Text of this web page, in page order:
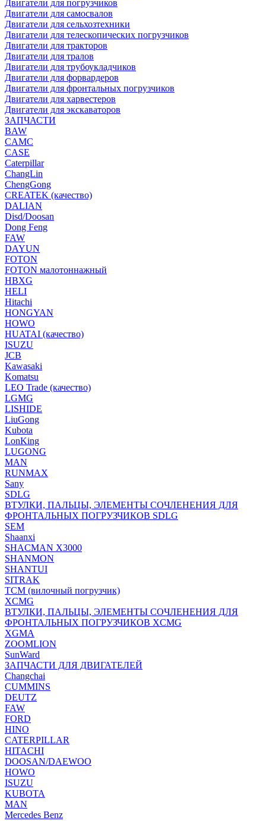
Двигатели для погрузчиков
Двигатели для самосвалов
Двигатели для сельхозтехники
Двигатели для телескопических погрузчиков
Двигатели для тракторов
Двигатели для тралов
Двигатели для трубоукладчиков
Двигатели для форвардеров
Двигатели для фронтальных погрузчиков
Двигатели для харвестеров
Двигатели для экскаваторов
ЗАПЧАСТИ
BAW
CAMC
CASE
Caterpillar
ChangLin
ChengGong
CREATEK (качество)
DALIAN
Disd/Doosan
Dong Feng
FAW
DAYUN
FOTON
FOTON малотоннажный
HBXG
HELI
Hitachi
HONGYAN
HOWO
HUATAI (качество)
ISUZU
JCB
Kawasaki
Komatsu
LEO Trade (качество)
LGMG
LISHIDE
LiuGong
Kubota
LonKing
LUGONG
MAN
RUNMAX
Sany
SDLG
ВТУЛКИ, ПАЛЬЦЫ, ЭЛЕМЕНТЫ СОЧЛЕНЕНИЯ ДЛЯ
ФРОНТАЛЬНЫХ ПОГРУЗЧИКОВ SDLG
SEM
Shaanxi
SHACMAN X3000
SHANMON
SHANTUI
SITRAK
TCM (вилочный погрузчик)
XCMG
ВТУЛКИ, ПАЛЬЦЫ, ЭЛЕМЕНТЫ СОЧЛЕНЕНИЯ ДЛЯ
ФРОНТАЛЬНЫХ ПОГРУЗЧИКОВ XCMG
XGMA
ZOOMLION
SunWard
ЗАПЧАСТИ ДЛЯ ДВИГАТЕЛЕЙ
Changchai
CUMMINS
DEUTZ
FAW
FORD
HINO
CATERPILLAR
HITACHI
DOOSAN/DAEWOO
HOWO
ISUZU
KUBOTA
MAN
Mercedes Benz